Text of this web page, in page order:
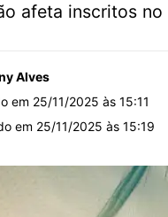
afeta inscritos
Alves
em 25/11/2025 às 15:11
em 25/11/2025 às 15:19